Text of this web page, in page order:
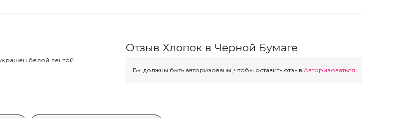
белой лентой.
Отзыв Хлопок в Черной Бумаге
Вы должны быть авторизованы, чтобы оставить отзыв Авторизоваться